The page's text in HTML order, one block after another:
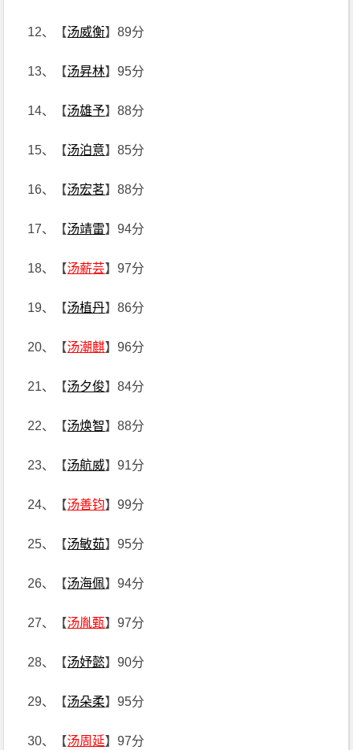
12、【汤威衡】89分
13、【汤昇林】95分
14、【汤雄予】88分
15、【汤泊意】85分
16、【汤宏茗】88分
17、【汤靖雷】94分
18、【汤薪芸】97分
19、【汤植丹】86分
20、【汤潮麒】96分
21、【汤夕俊】84分
22、【汤焕智】88分
23、【汤航威】91分
24、【汤善钧】99分
25、【汤敏茹】95分
26、【汤海佩】94分
27、【汤胤甄】97分
28、【汤妤懿】90分
29、【汤朵柔】95分
30、【汤周延】97分